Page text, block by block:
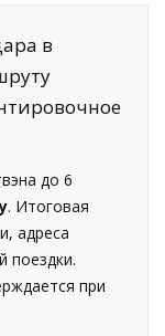
в
до 6
. Итоговая
адреса
поездки.
при